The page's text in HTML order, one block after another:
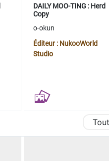
DAILY MOO-TING : Herd
Copy
o-okun
Éditeur : NukooWorld
Studio